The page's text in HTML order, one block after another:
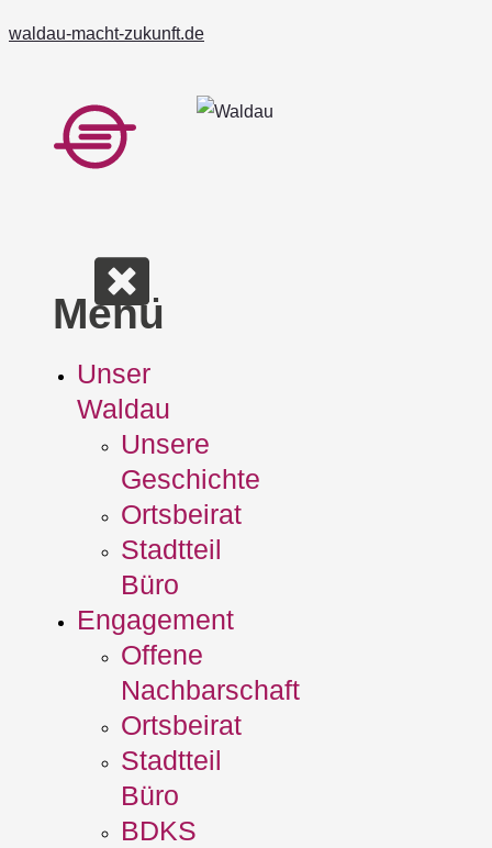
Inhalt
waldau-macht-zukunft.de
Menü
Unser
Waldau
Unsere
Geschichte
Ortsbeirat
Stadtteil
Büro
Engagement
Offene
Nachbarschaft
Ortsbeirat
Stadtteil
Büro
BDKS